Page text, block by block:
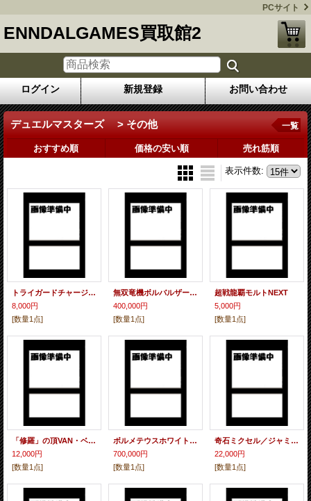
PCサイト
ENNDALGAMES買取館2
ログイン 新規登録 お問い合わせ
デュエルマスターズ > その他 一覧
おすすめ順 価格の安い順 売れ筋順
表示件数:
トライガードチャージャー
8,000円
[数量1点]
無双竜機ボルバルザーク 【 アクリルボード入り シリアルナンバー有り】
400,000円
[数量1点]
超戦龍覇モルトNEXT
5,000円
[数量1点]
「修羅」の頂VAN・ベートーベン
12,000円
[数量1点]
ボルメテウスホワイトドラゴン20thSPレア 【 アクリルボード入り シリアルナンバー有り】
700,000円
[数量1点]
奇石ミクセル／ジャミング・チャフ【P16／Y18】
22,000円
[数量1点]